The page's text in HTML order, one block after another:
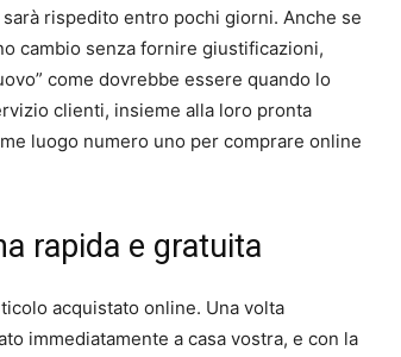
rispedito entro pochi giorni. Anche se
cambio senza fornire giustificazioni,
come dovrebbe essere quando lo
clienti, insieme alla loro pronta
luogo numero uno per comprare online
rapida e gratuita
acquistato online. Una volta
immediatamente a casa vostra, e con la